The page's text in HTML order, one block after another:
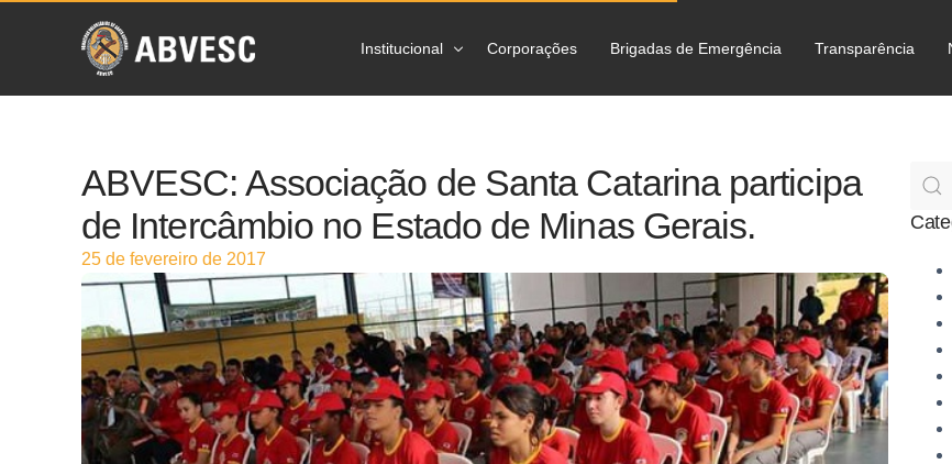
Institucional
Ações
Prevenção
Imprensa
Corporações Brigadas de Emergência Transparência
ABVESC: Associação de Santa Catarina participa
de Intercâmbio no Estado de Minas Gerais.
25 de fevereiro de 2017